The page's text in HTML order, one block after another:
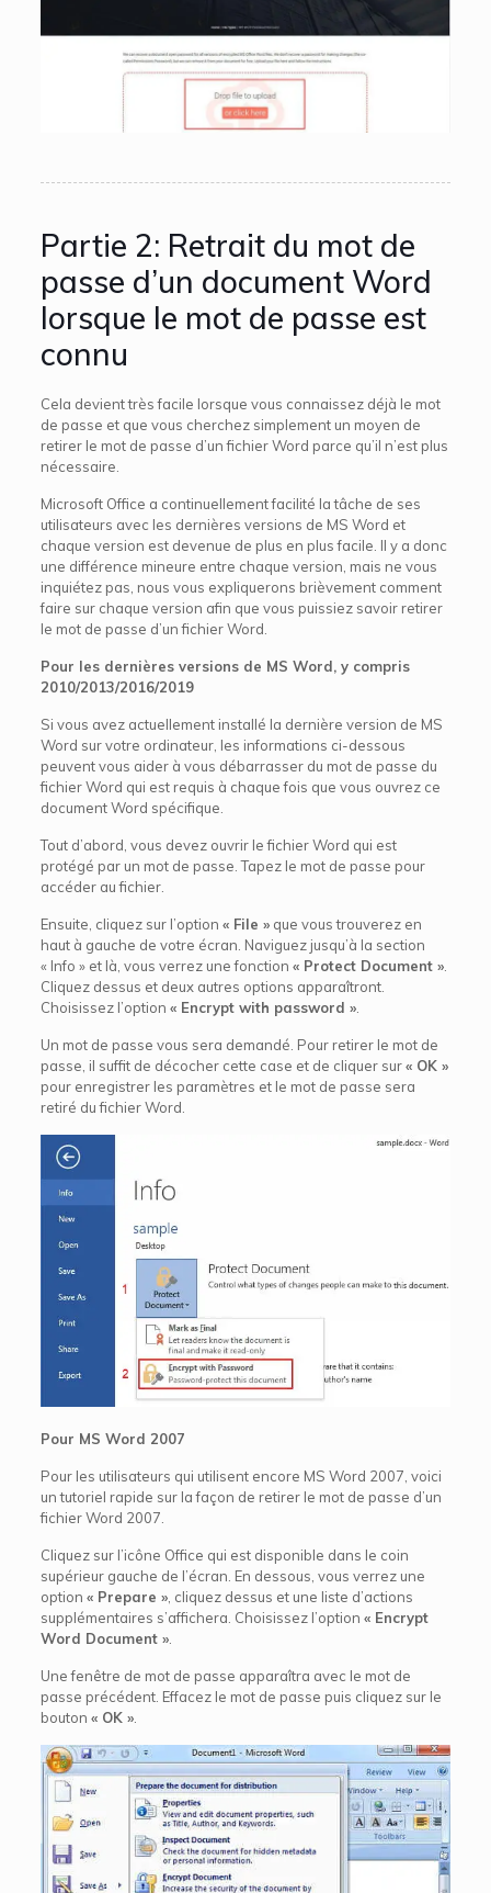
Partie 2: Retrait du mot de
passe d’un document Word
lorsque le mot de passe est
connu
Cela devient très facile lorsque vous connaissez déjà le mot
de passe et que vous cherchez simplement un moyen de
retirer le mot de passe d’un fichier Word parce qu’il n’est plus
nécessaire.
Microsoft Office a continuellement facilité la tâche de ses
utilisateurs avec les dernières versions de MS Word et
chaque version est devenue de plus en plus facile. Il y a donc
une différence mineure entre chaque version, mais ne vous
inquiétez pas, nous vous expliquerons brièvement comment
faire sur chaque version afin que vous puissiez savoir retirer
le mot de passe d’un fichier Word.
Pour les dernières versions de MS Word, y compris
2010/2013/2016/2019
Si vous avez actuellement installé la dernière version de MS
Word sur votre ordinateur, les informations ci-dessous
peuvent vous aider à vous débarrasser du mot de passe du
fichier Word qui est requis à chaque fois que vous ouvrez ce
document Word spécifique.
Tout d’abord, vous devez ouvrir le fichier Word qui est
protégé par un mot de passe. Tapez le mot de passe pour
accéder au fichier.
Ensuite, cliquez sur l’option « File »que vous trouverez en
haut à gauche de votre écran. Naviguez jusqu’à la section
« Info » et là, vous verrez une fonction « Protect Document ».
Cliquez dessus et deux autres options apparaîtront.
Choisissez l’option « Encrypt with password ».
Un mot de passe vous sera demandé. Pour retirer le mot de
passe, il suffit de décocher cette case et de cliquer sur« OK »
pour enregistrer les paramètres et le mot de passe sera
retiré du fichier Word.
Pour MS Word 2007
Pour les utilisateurs qui utilisent encore MS Word 2007, voici
un tutoriel rapide sur la façon de retirer le mot de passe d’un
fichier Word 2007.
Cliquez sur l’icône Office qui est disponible dans le coin
supérieur gauche de l’écran. En dessous, vous verrez une
option « Prepare », cliquez dessus et une liste d’actions
supplémentaires s’affichera. Choisissez l’option « Encrypt
Word Document ».
Une fenêtre de mot de passe apparaîtra avec le mot de
passe précédent. Effacez le mot de passe puis cliquez sur le
bouton « OK ».